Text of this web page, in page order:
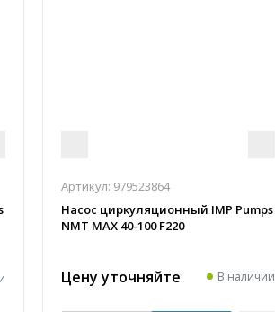
Артикул: 979523864
Насос циркуляционный IMP Pumps
NMT MAX 40-100 F220
Цену уточняйте В наличии